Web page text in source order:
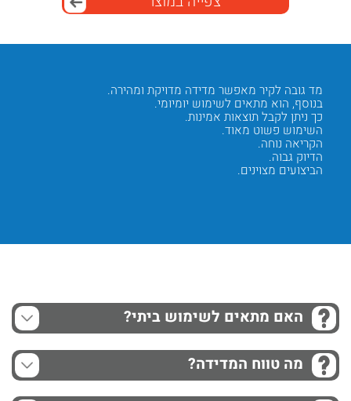
מד גובה לקיר מאפשר מדידה מדויקת ומהירה.
בנוסף, הוא מתאים לשימוש יומיומי.
כך ניתן לקבל תוצאות אמינות.
השימוש פשוט מאוד.
הקריאה נוחה.
הדיוק גבוה.
הביצועים מצוינים.
האם מתאים לשימוש ביתי?
מה טווח המדידה?